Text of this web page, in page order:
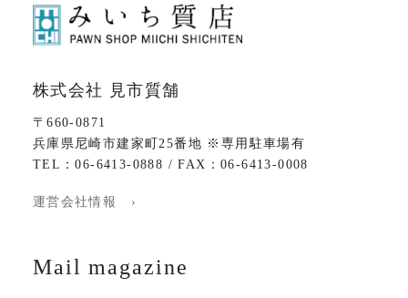
株式会社 見市質舗
〒660-0871
兵庫県尼崎市建家町25番地 ※専用駐車場有
TEL：06-6413-0888 / FAX：06-6413-0008
運営会社情報 ›
Mail magazine